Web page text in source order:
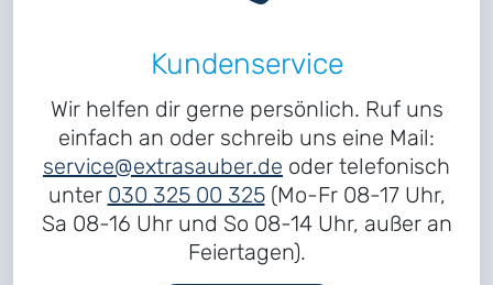
Kundenservice
Wir helfen dir gerne persönlich. Ruf uns
einfach an oder schreib uns eine Mail:
service@extrasauber.de oder telefonisch
unter 030 325 00 325(Mo-Fr 08-17 Uhr,
Sa 08-16 Uhr und So 08-14 Uhr, außer an
Feiertagen).